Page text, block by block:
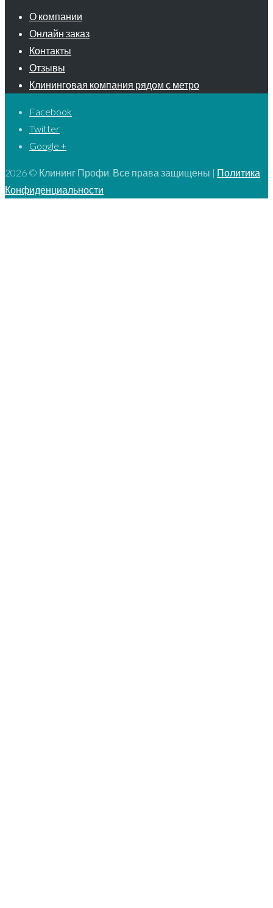
О компании
Онлайн заказ
Контакты
Отзывы
Клининговая компания рядом с метро
Facebook
Twitter
Google +
2026 © Клининг Профи. Все права защищены | Политика
Конфиденциальности